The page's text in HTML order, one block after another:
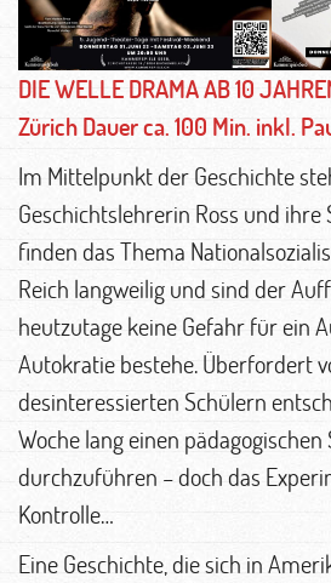
DIE WELLE DRAMA AB 10
Zürich Dauer ca. 100 Min. inkl.
Im Mittelpunkt der Geschichte
Geschichtslehrerin Ross und ihre
finden das Thema
Reich langweilig und sind der
heutzutage keine Gefahr für ein
Autokratie bestehe. Überfordert
desinteressierten Schülern
Woche lang einen
durchzuführen – doch das
Kontrolle…
Eine Geschichte, die sich in